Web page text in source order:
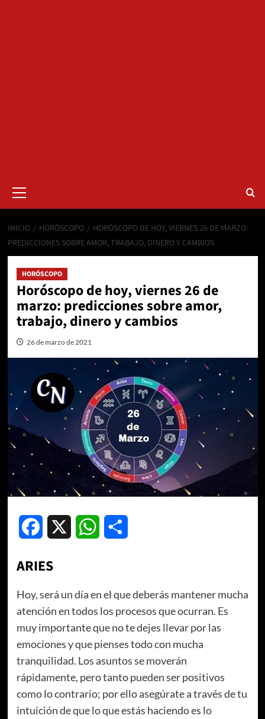
primario
INICIO HORÓSCOPO
HORÓSCOPO DE HOY, VIERNES 26 DE MARZO:
PREDICCIONES SOBRE AMOR, TRABAJO, DINERO Y CAMBIOS
HORÓSCOPO
Horóscopo de hoy, viernes 26 de
marzo: predicciones sobre amor,
trabajo, dinero y cambios
26 de marzo de 2021
Facebook WhatsApp
ARIES
Hoy, será un día en el que deberás mantener mucha
atención en todos los procesos que ocurran. Es
muy importante que no te dejes llevar por las
emociones y que pienses todo con mucha
tranquilidad. Los asuntos se moverán
rápidamente, pero tanto pueden ser positivos
como lo contrario; por ello asegúrate a través de tu
intuición de que lo que estás haciendo es lo